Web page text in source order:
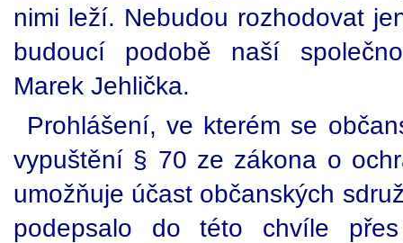
nimi leží. Nebudou rozhodovat
budoucí podobě naší
Marek Jehlička.
Prohlášení, ve kterém se
vypuštění § 70 ze zákona o
umožňuje účast občanských
podepsalo do této chvíle